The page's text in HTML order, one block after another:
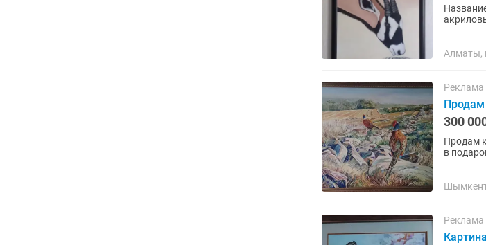
Алматы,
Реклама
Продам
300
Продам картину
в
Реклама